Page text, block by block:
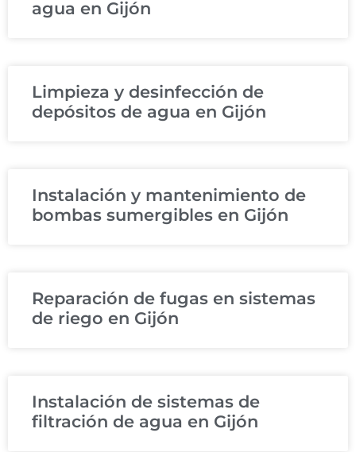
agua en Gijón
Limpieza y desinfección de
depósitos de agua en Gijón
Instalación y mantenimiento de
bombas sumergibles en Gijón
Reparación de fugas en sistemas
de riego en Gijón
Instalación de sistemas de
filtración de agua en Gijón